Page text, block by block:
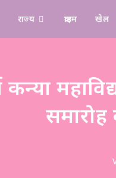
राज्य क्राइम खेल
कन्या
Design & Manage